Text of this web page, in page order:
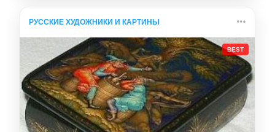
РУССКИЕ ХУДОЖНИКИ И КАРТИНЫ
BEST